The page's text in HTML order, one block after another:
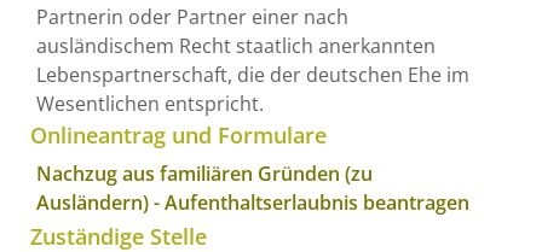
Partnerin oder Partner einer nach
ausländischem Recht staatlich anerkannten
Lebenspartnerschaft, die der deutschen Ehe im
Wesentlichen entspricht.
Onlineantrag und Formulare
Nachzug aus familiären Gründen (zu
Ausländern) - Aufenthaltserlaubnis beantragen
Zuständige Stelle